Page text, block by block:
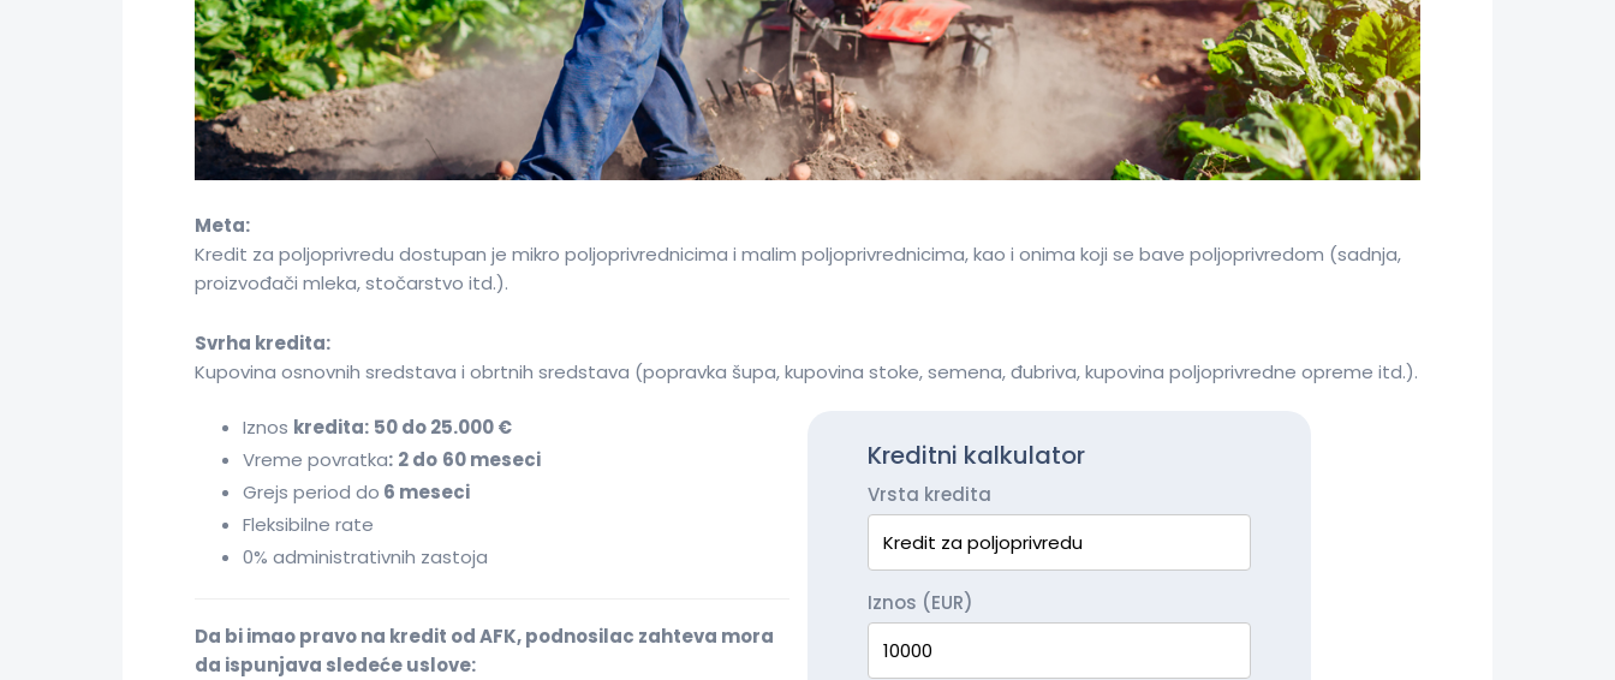
Meta:
Kredit za poljoprivredu dostupan je mikro poljoprivrednicima i malim poljoprivrednicima, kao i onima koji se bave poljoprivredom (sadnja,
proizvođači mleka, stočarstvo itd.).
Svrha kredita:
Kupovina osnovnih sredstava i obrtnih sredstava (popravka šupa, kupovina stoke, semena, đubriva, kupovina poljoprivredne opreme itd.).
Iznos kredita: 50 do 25.000 €
Vreme povratka: 2 do 60 meseci
Grejs period do 6 meseci
Fleksibilne rate
0% administrativnih zastoja
Da bi imao pravo na kredit od AFK, podnosilac zahteva mora
da ispunjava sledeće uslove:
Kreditni kalkulator
Vrsta kredita
Iznos (EUR)